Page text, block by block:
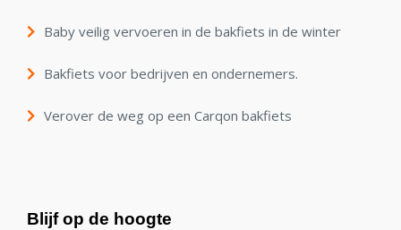
Baby veilig vervoeren in de bakfiets in de winter
Bakfiets voor bedrijven en ondernemers.
Verover de weg op een Carqon bakfiets
Blijf op de hoogte